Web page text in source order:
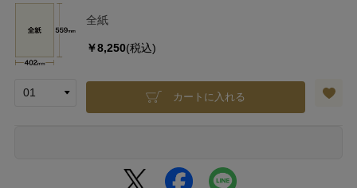
全紙
￥8,250(税込)
カートに入れる